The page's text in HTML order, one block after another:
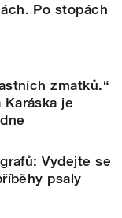
Po stopách
zmatků.“
je
Vydejte se
psaly